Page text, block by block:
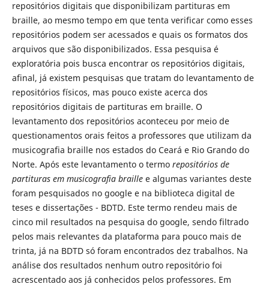
repositórios digitais que disponibilizam partituras em
braille, ao mesmo tempo em que tenta verificar como esses
repositórios podem ser acessados e quais os formatos dos
arquivos que são disponibilizados. Essa pesquisa é
exploratória pois busca encontrar os repositórios digitais,
afinal, já existem pesquisas que tratam do levantamento de
repositórios físicos, mas pouco existe acerca dos
repositórios digitais de partituras em braille. O
levantamento dos repositórios aconteceu por meio de
questionamentos orais feitos a professores que utilizam da
musicografia braille nos estados do Ceará e Rio Grando do
Norte. Após este levantamento o termo repositórios de
partituras em musicografia braillee algumas variantes deste
foram pesquisados no google e na biblioteca digital de
teses e dissertações - BDTD. Este termo rendeu mais de
cinco mil resultados na pesquisa do google, sendo filtrado
pelos mais relevantes da plataforma para pouco mais de
trinta, já na BDTD só foram encontrados dez trabalhos. Na
análise dos resultados nenhum outro repositório foi
acrescentado aos já conhecidos pelos professores. Em